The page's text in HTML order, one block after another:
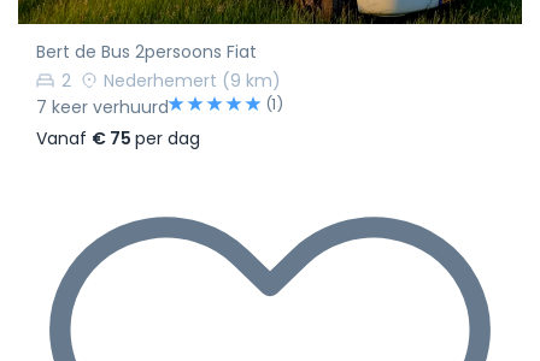
Bert de Bus 2persoons Fiat
2
Nederhemert (9 km)
7 keer verhuurd
(1)
Vanaf € 75 per dag